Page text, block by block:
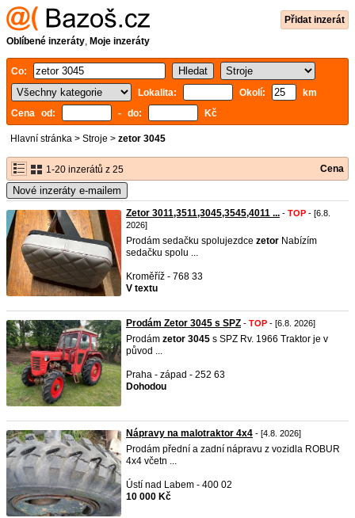
Přidat inzerát
Oblíbené inzeráty, Moje inzeráty
Co:
Lokalita:
Okolí:
km
Cena od:
- do: Kč
Hlavní stránka > Stroje > zetor 3045
1-20 inzerátů z 25 Cena
Nové inzeráty e-mailem
Zetor 3011,3511,3045,3545,4011 ... - TOP - [6.8.
2026]
Prodám sedačku spolujezdce zetor Nabízím
sedačku spolu ...
Kroměříž - 768 33
V textu
Prodám Zetor 3045 s SPZ - TOP - [6.8. 2026]
Prodám zetor 3045 s SPZ Rv. 1966 Traktor je v
původ ...
Praha - západ - 252 63
Dohodou
Nápravy na malotraktor 4x4 - [4.8. 2026]
Prodám přední a zadní nápravu z vozidla ROBUR
4x4 včetn ...
Ústí nad Labem - 400 02
10 000 Kč